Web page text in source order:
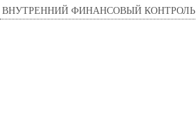
ВНУТРЕННИЙ ФИНАНСОВЫЙ КОНТРОЛЬ